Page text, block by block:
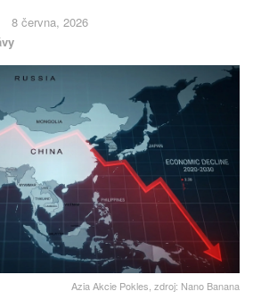
8 června, 2026
Azia Akcie Pokles, zdroj: Nano Banana